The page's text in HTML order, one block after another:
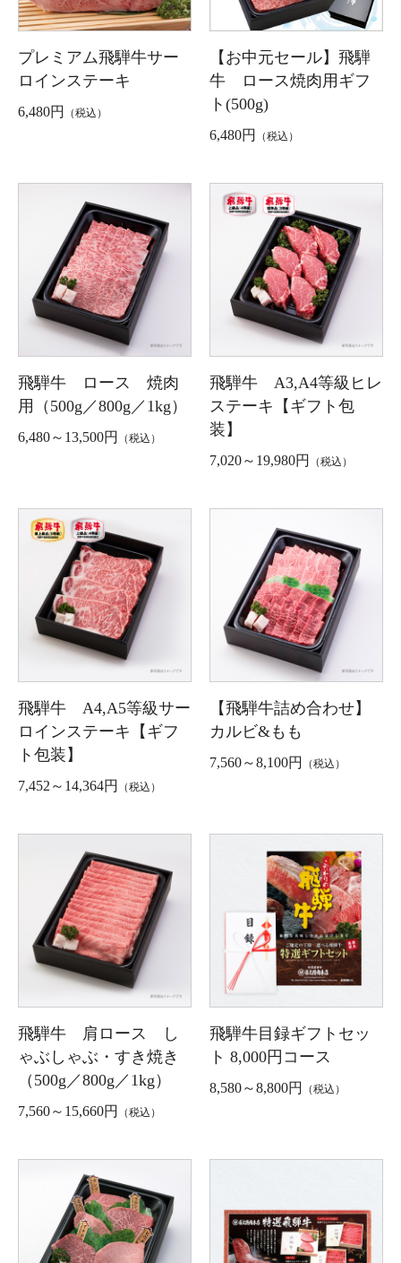
プレミアム飛騨牛サー
ロインステーキ
6,480円 （税込）
【お中元セール】飛騨
牛 ロース焼肉用ギフ
ト(500g)
6,480円 （税込）
飛騨牛 ロース 焼肉
用（500g／800g／1kg）
6,480～13,500円 （税込）
飛騨牛 A3,A4等級ヒレ
ステーキ【ギフト包
装】
7,020～19,980円 （税込）
飛騨牛 A4,A5等級サー
ロインステーキ【ギフ
ト包装】
7,452～14,364円 （税込）
【飛騨牛詰め合わせ】
カルビ&もも
7,560～8,100円 （税込）
飛騨牛 肩ロース し
ゃぶしゃぶ・すき焼き
（500g／800g／1kg）
7,560～15,660円 （税込）
飛騨牛目録ギフトセッ
ト 8,000円コース
8,580～8,800円 （税込）